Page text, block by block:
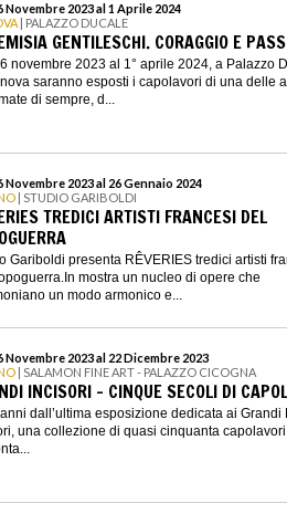
Novembre 2023 al 1 Aprile 2024
| PALAZZO DUCALE
GENTILESCHI. CORAGGIO E
novembre 2023 al 1° aprile 2024, a Palazzo
saranno esposti i capolavori di una delle
di sempre, d...
Novembre 2023 al 26 Gennaio 2024
| STUDIO GARIBOLDI
TREDICI ARTISTI FRANCESI DEL
Gariboldi presenta RÊVERIES tredici artisti
mostra un nucleo di opere che
un modo armonico e...
Novembre 2023 al 22 Dicembre 2023
| SALAMON FINE ART - PALAZZO CICOGNA
INCISORI - CINQUE SECOLI DI
dall’ultima esposizione dedicata ai Grandi
una collezione di quasi cinquanta